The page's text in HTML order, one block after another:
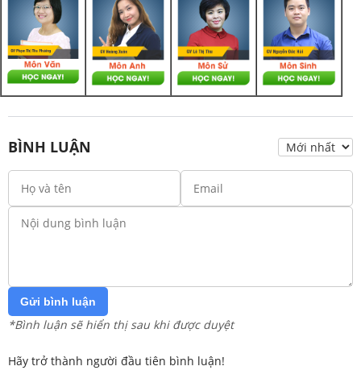
BÌNH LUẬN
Gửi bình luận
*Bình luận sẽ hiển thị sau khi được duyệt
Hãy trở thành người đầu tiên bình luận!